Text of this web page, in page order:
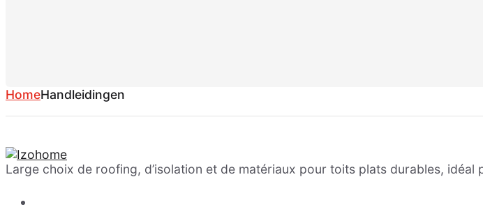
HomeHandleidingen
Large choix de roofing, d’isolation et de matériaux pour toits plats durables,